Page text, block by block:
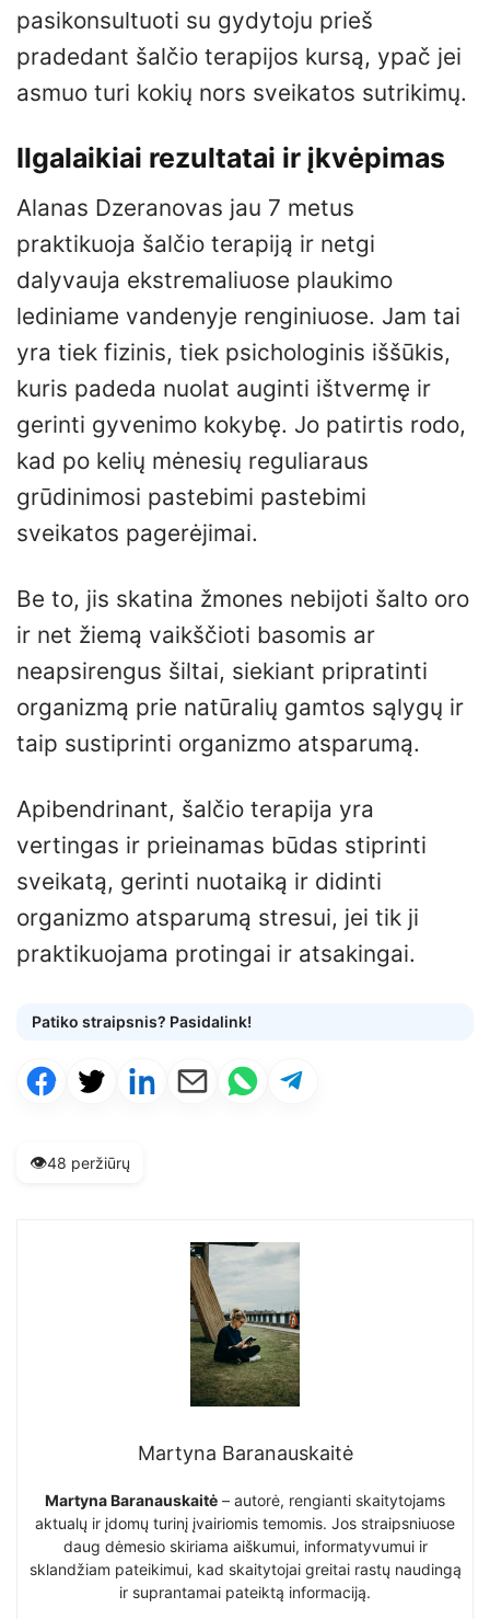
pasikonsultuoti su gydytoju prieš
pradedant šalčio terapijos kursą, ypač jei
asmuo turi kokių nors sveikatos sutrikimų.
Ilgalaikiai rezultatai ir įkvėpimas
Alanas Dzeranovas jau 7 metus
praktikuoja šalčio terapiją ir netgi
dalyvauja ekstremaliuose plaukimo
lediniame vandenyje renginiuose. Jam tai
yra tiek fizinis, tiek psichologinis iššūkis,
kuris padeda nuolat auginti ištvermę ir
gerinti gyvenimo kokybę. Jo patirtis rodo,
kad po kelių mėnesių reguliaraus
grūdinimosi pastebimi pastebimi
sveikatos pagerėjimai.
Be to, jis skatina žmones nebijoti šalto oro
ir net žiemą vaikščioti basomis ar
neapsirengus šiltai, siekiant pripratinti
organizmą prie natūralių gamtos sąlygų ir
taip sustiprinti organizmo atsparumą.
Apibendrinant, šalčio terapija yra
vertingas ir prieinamas būdas stiprinti
sveikatą, gerinti nuotaiką ir didinti
organizmo atsparumą stresui, jei tik ji
praktikuojama protingai ir atsakingai.
Patiko straipsnis? Pasidalink!
👁️48 peržiūrų
Martyna Baranauskaitė
Martyna Baranauskaitė – autorė, rengianti skaitytojams
aktualų ir įdomų turinį įvairiomis temomis. Jos straipsniuose
daug dėmesio skiriama aiškumui, informatyvumui ir
sklandžiam pateikimui, kad skaitytojai greitai rastų naudingą
ir suprantamai pateiktą informaciją.